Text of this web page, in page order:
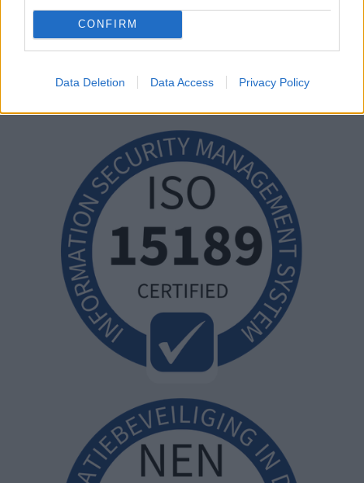
CONFIRM
Data Deletion Data Access Privacy Policy